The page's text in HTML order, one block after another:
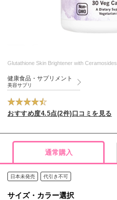
Glutathione Skin Brightener with Ceramosides
健康食品・サプリメント
美容サプリ
おすすめ度4.5点(2件)口コミを見る
通常購入
日本未発売 代引き不可
サイズ・カラー選択